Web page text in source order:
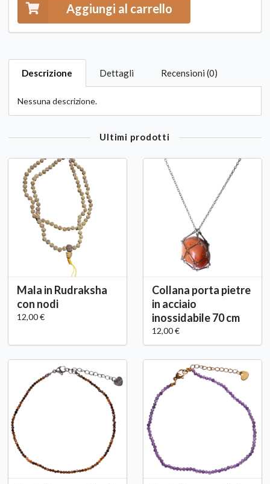
Aggiungi al carrello
Descrizione Dettagli Recensioni (0)
Nessuna descrizione.
Ultimi prodotti
Mala in Rudraksha
con nodi
12,00 €
Collana porta pietre
in acciaio
inossidabile 70 cm
12,00 €